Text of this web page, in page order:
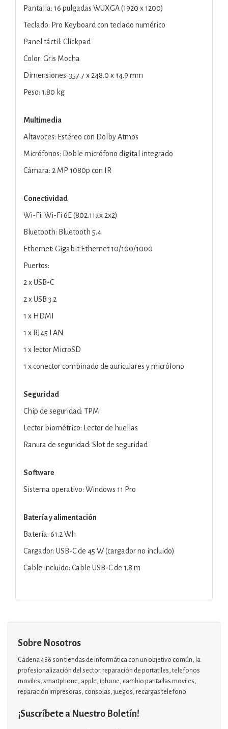
Pantalla: 16 pulgadas WUXGA (1920 x 1200)
Teclado: Pro Keyboard con teclado numérico
Panel táctil: Clickpad
Color: Gris Mocha
Dimensiones: 357.7 x 248.0 x 14.9 mm
Peso: 1.80 kg
Multimedia
Altavoces: Estéreo con Dolby Atmos
Micrófonos: Doble micrófono digital integrado
Cámara: 2 MP 1080p con IR
Conectividad
Wi-Fi: Wi-Fi 6E (802.11ax 2x2)
Bluetooth: Bluetooth 5.4
Ethernet: Gigabit Ethernet 10/100/1000
Puertos:
2 x USB-C
2 x USB 3.2
1 x HDMI
1 x RJ45 LAN
1 x lector MicroSD
1 x conector combinado de auriculares y micrófono
Seguridad
Chip de seguridad: TPM
Lector biométrico: Lector de huellas
Ranura de seguridad: Slot de seguridad
Software
Sistema operativo: Windows 11 Pro
Batería y alimentación
Batería: 61.2 Wh
Cargador: USB-C de 45 W (cargador no incluido)
Cable incluido: Cable USB-C de 1.8 m
Sobre Nosotros
Cadena 486 son tiendas de informática con un objetivo común, la
profesionalización del sector. reparación de portatiles, telefonos
moviles, smartphone, apple, iphone, cambio pantallas moviles,
reparación impresoras, consolas, juegos, recargas telefono
¡Suscríbete a Nuestro Boletín!